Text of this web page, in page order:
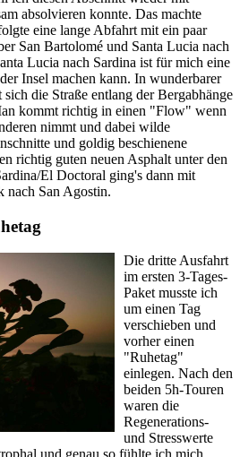
absolvieren konnte. Das machte
eine lange Abfahrt mit ein paar
San Bartolomé und Santa Lucia nach
Lucia nach Sardina ist für mich eine
Insel machen kann. In wunderbarer
die Straße entlang der Bergabhänge
kommt richtig in einen "Flow" wenn
nimmt und dabei wilde
und goldig beschienene
richtig guten neuen Asphalt unter den
El Doctoral ging's dann mit
nach San Agostin.
Die dritte Ausfahrt
im ersten 3-Tages-
Paket musste ich
um einen Tag
verschieben und
vorher einen
"Ruhetag"
einlegen. Nach den
beiden 5h-Touren
waren die
Regenerations-
und Stresswerte